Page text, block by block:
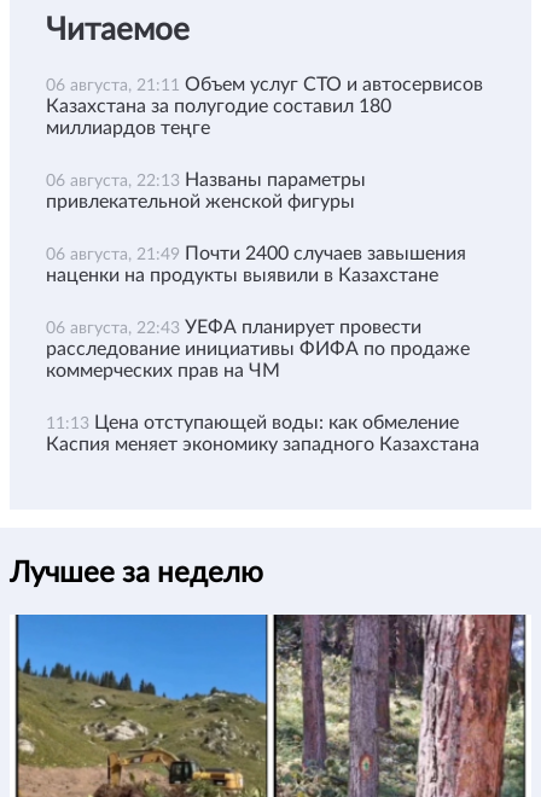
Читаемое
06 августа, 21:11 Объем услуг СТО и автосервисов
Казахстана за полугодие составил 180
миллиардов теңге
06 августа, 22:13 Названы параметры
привлекательной женской фигуры
06 августа, 21:49 Почти 2400 случаев завышения
наценки на продукты выявили в Казахстане
06 августа, 22:43 УЕФА планирует провести
расследование инициативы ФИФА по продаже
коммерческих прав на ЧМ
11:13 Цена отступающей воды: как обмеление
Каспия меняет экономику западного Казахстана
Лучшее за неделю